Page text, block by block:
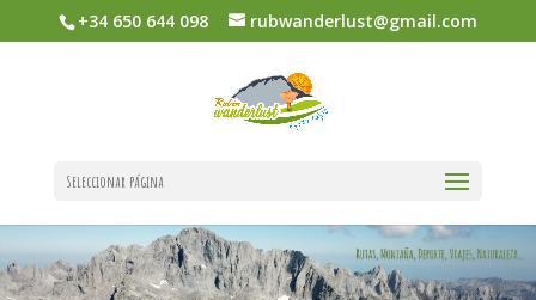
+34 650 644 098 rubwanderlust@gmail.com
Seleccionar página